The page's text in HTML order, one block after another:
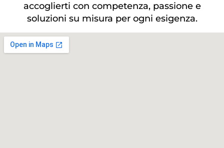
accoglierti con competenza, passione e
soluzioni su misura per ogni esigenza.